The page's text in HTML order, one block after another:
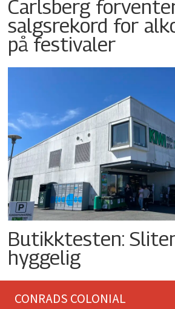
Carlsberg
salgsrekord for
på festivaler
Butikktesten:
hyggelig
CONRADS COLONIAL